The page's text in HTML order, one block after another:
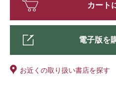
カート
電子版を
お近くの取り扱い書店を探す